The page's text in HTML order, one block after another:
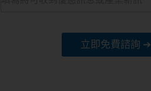
立即免費諮詢 ➔